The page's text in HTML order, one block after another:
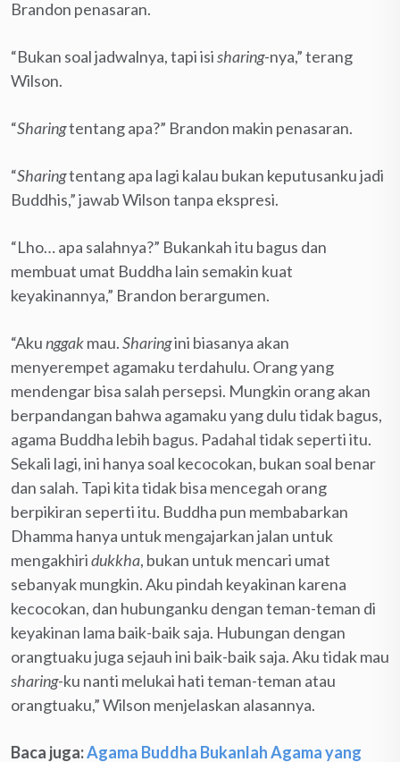
Brandon penasaran.
“Bukan soal jadwalnya, tapi isisharing-nya,” terang
Wilson.
“Sharingtentang apa?” Brandon makin penasaran.
“Sharingtentang apa lagi kalau bukan keputusanku jadi
Buddhis,” jawab Wilson tanpa ekspresi.
“Lho… apa salahnya?” Bukankah itu bagus dan
membuat umat Buddha lain semakin kuat
keyakinannya,” Brandon berargumen.
“Akunggakmau.Sharingini biasanya akan
menyerempet agamaku terdahulu. Orang yang
mendengar bisa salah persepsi. Mungkin orang akan
berpandangan bahwa agamaku yang dulu tidak bagus,
agama Buddha lebih bagus. Padahal tidak seperti itu.
Sekali lagi, ini hanya soal kecocokan, bukan soal benar
dan salah. Tapi kita tidak bisa mencegah orang
berpikiran seperti itu. Buddha pun membabarkan
Dhamma hanya untuk mengajarkan jalan untuk
mengakhiridukkha, bukan untuk mencari umat
sebanyak mungkin. Aku pindah keyakinan karena
kecocokan, dan hubunganku dengan teman-teman di
keyakinan lama baik-baik saja. Hubungan dengan
orangtuaku juga sejauh ini baik-baik saja. Aku tidak mau
sharing-ku nanti melukai hati teman-teman atau
orangtuaku,” Wilson menjelaskan alasannya.
Baca juga:Agama Buddha Bukanlah Agama yang